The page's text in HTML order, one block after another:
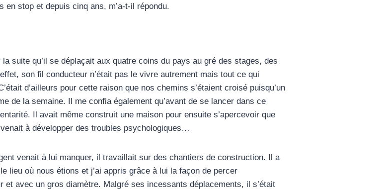
stop et depuis cinq ans, m’a-t-il répondu.
suite qu’il se déplaçait aux quatre coins du pays au gré des stages, des
son fil conducteur n’était pas le vivre autrement mais tout ce qui
d’ailleurs pour cette raison que nos chemins s’étaient croisé puisqu’un
de la semaine. Il me confia également qu’avant de se lancer dans ce
Il avait même construit une maison pour ensuite s’apercevoir que
à développer des troubles psychologiques…
venait à lui manquer, il travaillait sur des chantiers de construction. Il a
lieu où nous étions et j’ai appris grâce à lui la façon de percer
avec un gros diamètre. Malgré ses incessants déplacements, il s’était